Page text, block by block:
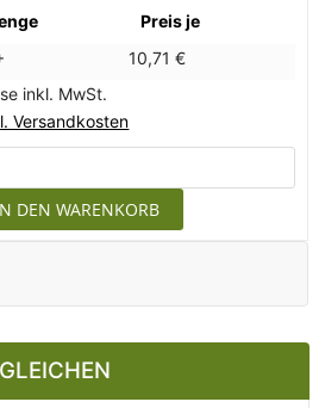
Preis je
10,71 €
inkl. MwSt.
Versandkosten
DEN WARENKORB